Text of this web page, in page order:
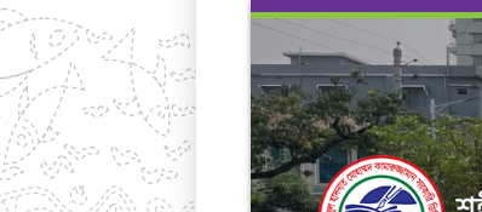
Skip
content